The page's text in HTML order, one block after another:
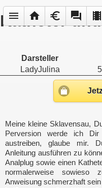
menu home euro forum local_movies
Katheter
Darsteller
LadyJulina
Meine kleine Sklavensau,
Perversion werde ich
austreiben, glaube mir.
Anleitung ausführen zu
Analplug sowie einen
normalerweise
Anweisung schmerzhaft